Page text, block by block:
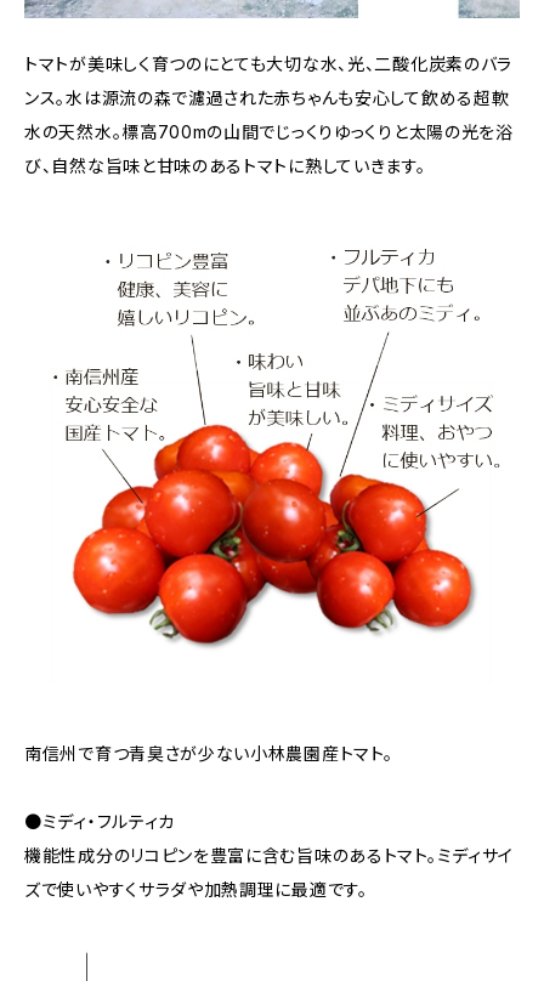
トマトが美味しく育つのにとても大切な水、光、二酸化炭素のバラ
ンス。水は源流の森で濾過された赤ちゃんも安心して飲める超軟
水の天然水。標高700mの山間でじっくりゆっくりと太陽の光を浴
び、自然な旨味と甘味のあるトマトに熟していきます。
南信州で育つ青臭さが少ない小林農園産トマト。
●ミディ・フルティカ
機能性成分のリコピンを豊富に含む旨味のあるトマト。ミディサイ
ズで使いやすくサラダや加熱調理に最適です。